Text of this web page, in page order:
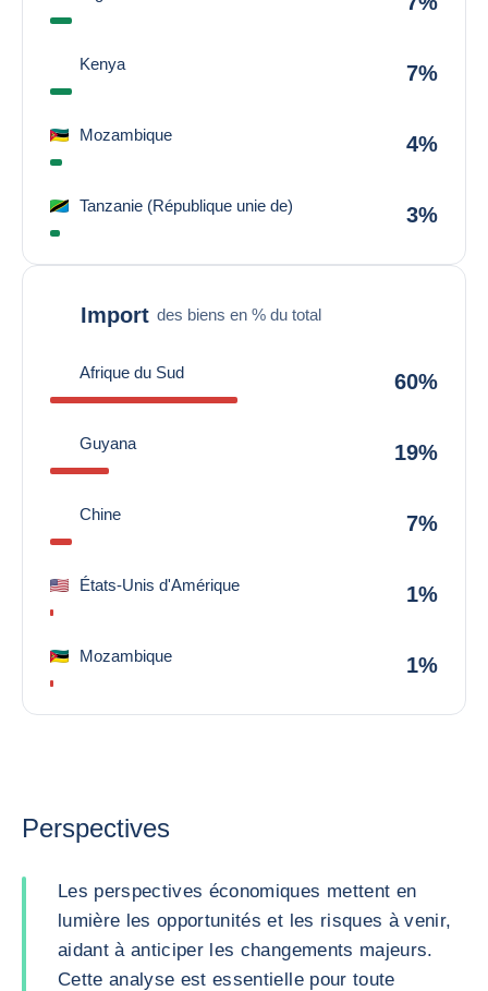
Kenya 7%
Mozambique 4%
Tanzanie (République unie de) 3%
Import des biens en % du total
Afrique du Sud 60%
Guyana 19%
Chine 7%
États-Unis d'Amérique 1%
Mozambique 1%
Perspectives
Les perspectives économiques mettent en
lumière les opportunités et les risques à venir,
aidant à anticiper les changements majeurs.
Cette analyse est essentielle pour toute